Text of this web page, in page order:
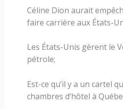
Céline Dion aurait
faire carrière aux États-
Les États-Unis gèrent le
pétrole;
Est-ce qu’il y a un cartel
chambres d’hôtel à